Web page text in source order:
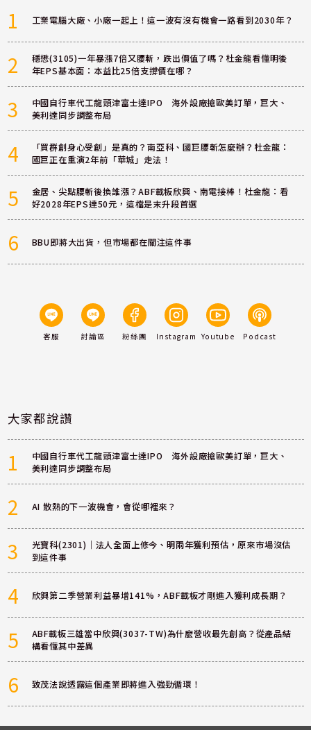
1 工業電腦大廠、小廠一起上！這一波有沒有機會一路看到2030年？
2
穩懋(3105)一年暴漲7倍又腰斬，跌出價值了嗎？杜金龍看懂明後
年EPS基本面：本益比25倍支撐價在哪？
3
中國自行車代工龍頭津富士達IPO 海外設廠搶歐美訂單，巨大、
美利達同步調整布局
4
「買群創身心受創」是真的？南亞科、國巨腰斬怎麼辦？杜金龍：
國巨正在重演2年前「華城」走法！
5
金居、尖點腰斬後換誰漲？ABF載板欣興、南電接棒！杜金龍：看
好2028年EPS達50元，這檔是末升段首選
6 BBU即將大出貨，但市場都在關注這件事
客服 討論區 粉絲團 Instagram Youtube Podcast
大家都說讚
1
中國自行車代工龍頭津富士達IPO 海外設廠搶歐美訂單，巨大、
美利達同步調整布局
2 AI 散熱的下一波機會，會從哪裡來？
3
光寶科(2301)｜法人全面上修今、明兩年獲利預估，原來市場沒估
到這件事
4 欣興第二季營業利益暴增141%，ABF載板才剛進入獲利成長期？
5
ABF載板三雄當中欣興(3037-TW)為什麼營收最先創高？從產品結
構看懂其中差異
6 致茂法說透露這個產業即將進入強勁循環！